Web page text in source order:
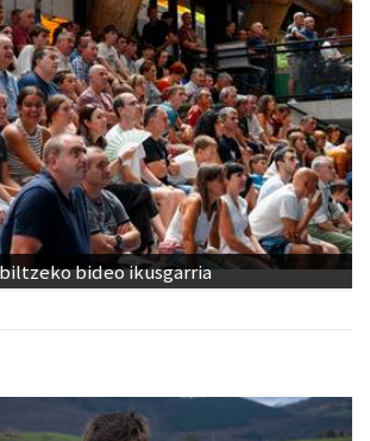
bideo ikusgarria